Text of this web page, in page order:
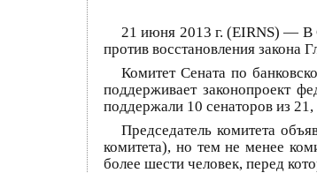
21 июня 2013 г. (EIRNS) — В
против восстановления закона
Комитет Сената по
поддерживает законопроект
поддержали 10 сенаторов из
Председатель комитета
комитета), но тем не менее
более шести человек, перед